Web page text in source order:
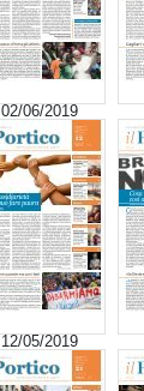
02/06/2019
12/05/2019